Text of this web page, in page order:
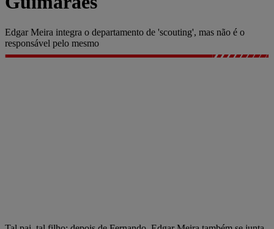
Edgar Meira integra o departamento de 'scouting', mas não é o
responsável pelo mesmo